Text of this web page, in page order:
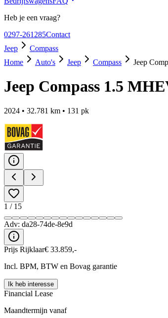
Heb je een vraag?
0297-261285Contact
Jeep
Compass
Home
Auto's Jeep Compass Jeep
Jeep Compass 1.5
2024 • 32.781 km • 131 pk
1 / 15
Adv: da28-74de-8e9d
Prijs Rijklaar€ 33.859,-
Incl. BPM, BTW en Bovag garantie
Ik heb interesse
Financial Lease
Maandtermijn vanaf